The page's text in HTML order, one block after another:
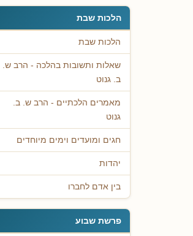
הלכות שבת
הלכות שבת
שאלות ותשובות בהלכה - הרב ש.
ב. גנוט
מאמרים הלכתיים - הרב ש. ב.
גנוט
חגים ומועדים וימים מיוחדים
יהדות
בין אדם לחברו
פרשת שבוע